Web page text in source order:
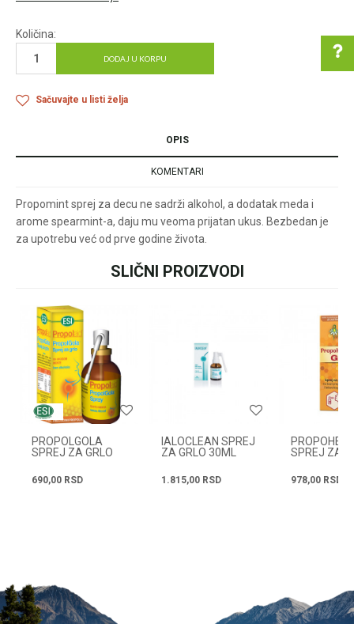
Količina:
DODAJ U KORPU
Sačuvajte u listi želja
vezi online porudžbine
pišite nam:
customers@oazazdrav
ili pozovite:
+381631105804
Svakog radnog dana od
08h do 16h
OPIS
KOMENTARI
Propomint sprej za decu ne sadrži alkohol, a dodatak meda i
arome spearmint-a, daju mu veoma prijatan ukus. Bezbedan je
za upotrebu već od prve godine života.
Email
Poruka
SLIČNI PROIZVODI
PROPOLGOLA
SPREJ ZA GRLO
690,00 RSD
IALOCLEAN SPREJ
ZA GRLO 30ML
1.815,00 RSD
SPREJ ZA
978,00 RSD